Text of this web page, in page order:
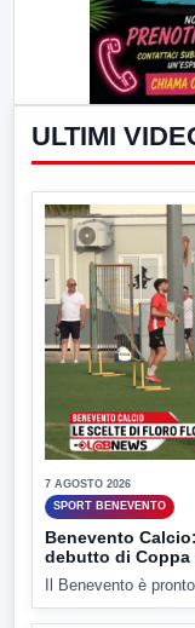
ULTIMI
7 AGOSTO 2026
SPORT BENEVENTO
Benevento
debutto di Coppa
Il Benevento è